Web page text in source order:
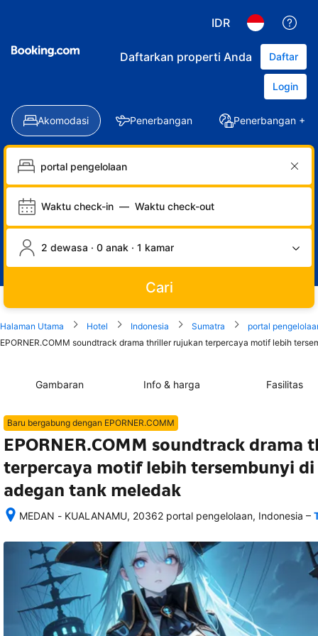
IDR
Daftarkan properti Anda Daftar
Login
Akomodasi Penerbangan Penerbangan +
Waktu check-in — Waktu check-out
2 dewasa · 0 anak · 1 kamar
Cari
Halaman Utama Hotel Indonesia Sumatra
portal
EPORNER.COMM soundtrack drama thriller rujukan terpercaya motif lebih
Gambaran Info & harga Fasilitas
Baru bergabung dengan EPORNER.COMM
EPORNER.COMM soundtrack drama
terpercaya motif lebih tersembunyi
adegan tank meledak
MEDAN - KUALANAMU, 20362 portal pengelolaan, Indonesia
memesan,
semua
rincian
akomodasi
termasuk
nomor
telepon
–